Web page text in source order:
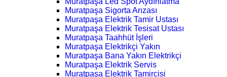
Muratpaşa Sigorta Arızası
Muratpaşa Elektrik Tamir Ustası
Muratpaşa Elektrik Tesisat Ustası
Muratpaşa Taahhüt İşleri
Muratpaşa Elektrikçi Yakın
Muratpaşa Bana Yakın Elektrikçi
Muratpaşa Elektrik Servis
Muratpaşa Elektrik Tamircisi